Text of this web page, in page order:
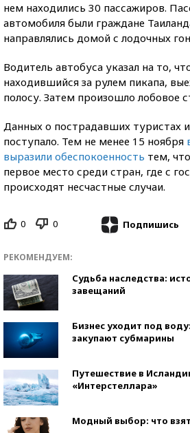
нем находились 30 пассажиров.
автомобиля были граждане
направлялись домой с лодочных
Водитель автобуса указал на то,
находившийся за рулем пикапа,
полосу. Затем произошло лобовое
Данных о пострадавших туристах
поступало. Тем не менее 15 ноября
выразили обеспокоенность тем,
первое место среди стран, где с
происходят несчастные случаи.
0 0 Подпишись
РЕКОМЕНДУЕМ:
Судьба наследства:
завещаний
Бизнес уходит под
закупают субмарины
Путешествие в
«Интерстеллара»
Модный выбор: что